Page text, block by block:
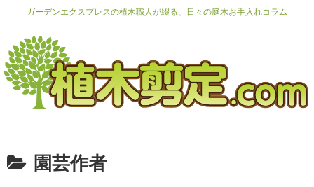
ガーデンエクスプレスの植木職人が綴る、日々の庭木お手入れコラム
園芸作者